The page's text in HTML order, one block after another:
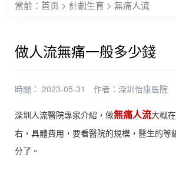
當前： 首页 > 計劃生育 > 無痛人流
做人流無痛一般多少錢
時間： 2023-05-31 作者： 深圳怡康医院
深圳人流醫院專家介紹，做無痛人流大概在
右，具體費用，要看醫院的規模，醫生的等
分了。